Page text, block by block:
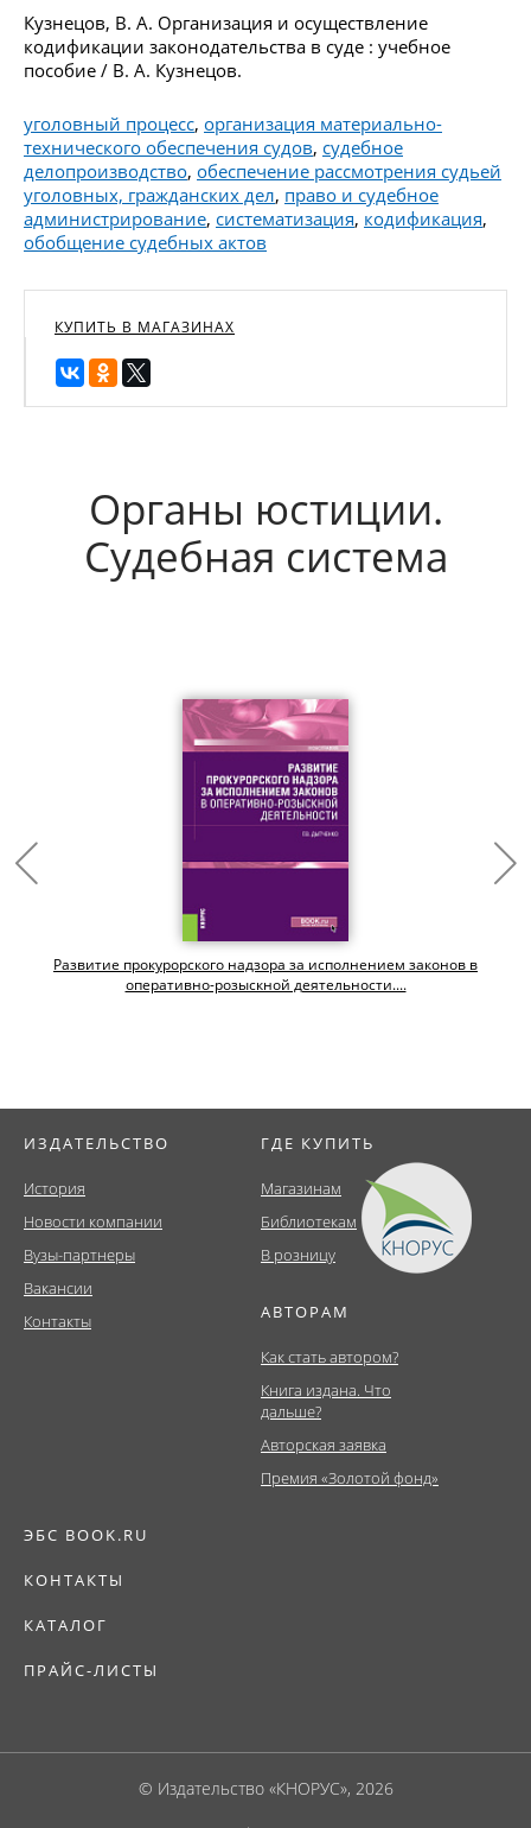
Кузнецов, В. А. Организация и осуществление
кодификации законодательства в суде : учебное
пособие / В. А. Кузнецов.
уголовный процесс, организация материально-
технического обеспечения судов, судебное
делопроизводство, обеспечение рассмотрения судьей
уголовных, гражданских дел, право и судебное
администрирование, систематизация, кодификация,
обобщение судебных актов
КУПИТЬ В МАГАЗИНАХ
Органы юстиции.
Судебная система
Развитие прокурорского надзора за исполнением законов в
оперативно-розыскной деятельности....
ИЗДАТЕЛЬСТВО
История
Новости компании
Вузы-партнеры
Вакансии
Контакты
ГДЕ КУПИТЬ
Магазинам
Библиотекам
В розницу
АВТОРАМ
Как стать автором?
Книга издана. Что
дальше?
Авторская заявка
Премия «Золотой фонд»
ЭБС BOOK.RU
КОНТАКТЫ
КАТАЛОГ
ПРАЙС-ЛИСТЫ
© Издательство «КНОРУС», 2026